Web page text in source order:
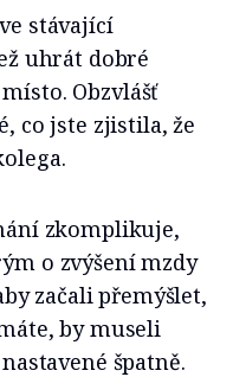
stávající
uhrát dobré
Obzvlášť
co jste zjistila, že
zkomplikuje,
o zvýšení mzdy
začali přemýšlet,
by museli
špatně.